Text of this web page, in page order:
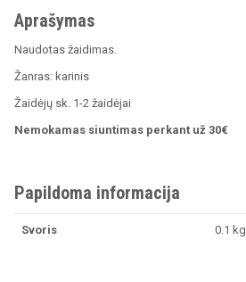
Aprašymas
Naudotas žaidimas.
Žanras: karinis
Žaidėjų sk. 1-2 žaidėjai
Nemokamas siuntimas perkant už 30€
Papildoma informacija
Svoris 0.1 kg